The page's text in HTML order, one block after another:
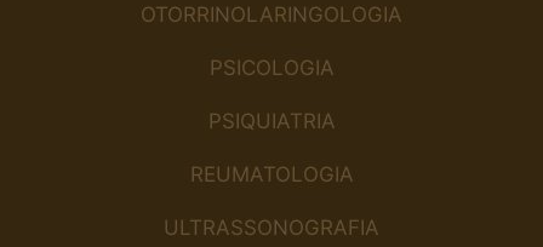
OTORRINOLARINGOLOGIA
PSICOLOGIA
PSIQUIATRIA
REUMATOLOGIA
ULTRASSONOGRAFIA